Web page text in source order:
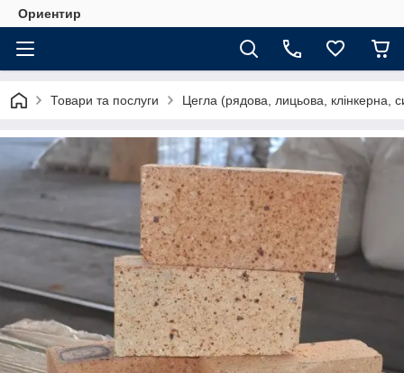
Ориентир
Товари та послуги Цегла (рядова, лицьова, клінкерна,